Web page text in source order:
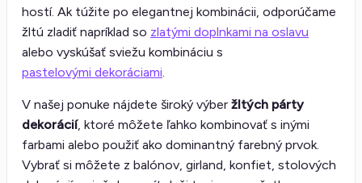
hostí. Ak túžite po elegantnej kombinácii, odporúčame
žltú zladiť napríklad so zlatými doplnkami na oslavu
alebo vyskúšať sviežu kombináciu s
pastelovými dekoráciami.
V našej ponuke nájdete široký výber žltých párty
dekorácií, ktoré môžete ľahko kombinovať s inými
farbami alebo použiť ako dominantný farebný prvok.
Vybrať si môžete z balónov, girland, konfiet, stolových